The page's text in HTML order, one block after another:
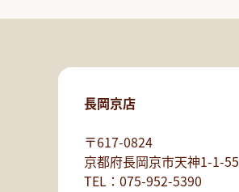
長岡京店
〒617-0824
京都府長岡京市天神1-1-55
TEL：075-952-5390